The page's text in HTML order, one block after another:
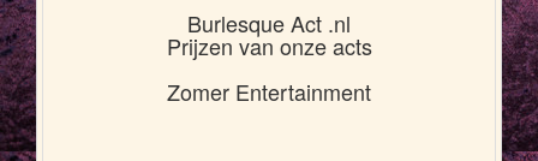
Burlesque Act .nl
Prijzen van onze acts
Zomer Entertainment